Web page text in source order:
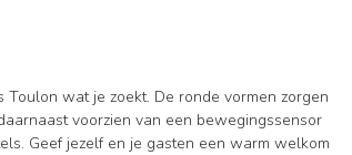
wat je zoekt. De ronde vormen zorgen
voorzien van een bewegingssensor
Geef jezelf en je gasten een warm welkom